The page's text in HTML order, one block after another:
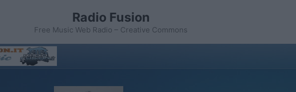
Radio Fusion
Free Music Web Radio – Creative Commons